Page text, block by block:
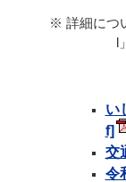
※ 詳細につ
い
交
令